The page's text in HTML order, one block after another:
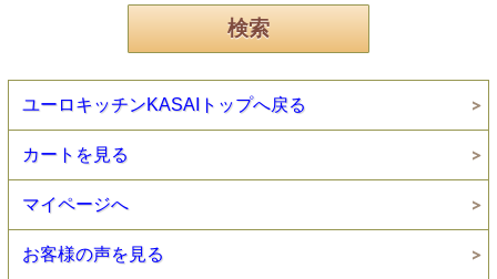
ユーロキッチンKASAIトップへ戻る
カートを見る
マイページへ
お客様の声を見る